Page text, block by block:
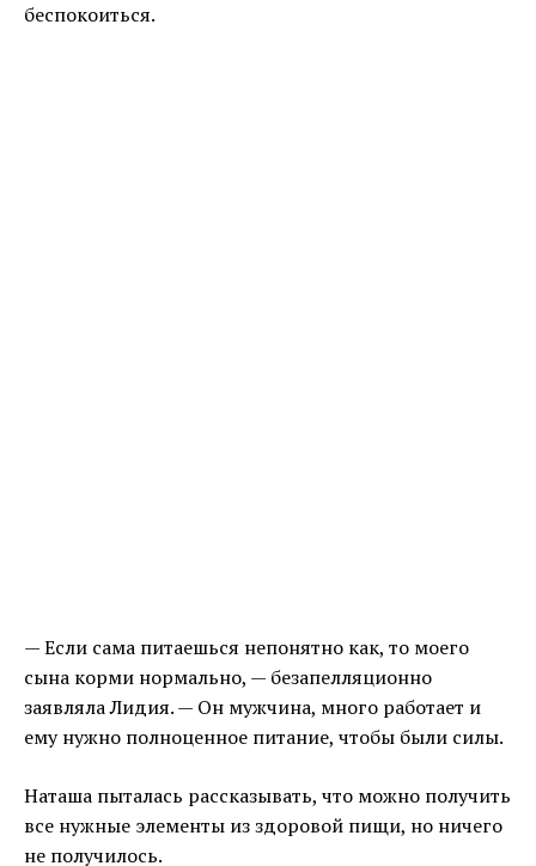
беспокоиться.
— Если сама питаешься непонятно как, то моего
сына корми нормально, — безапелляционно
заявляла Лидия. — Он мужчина, много работает и
ему нужно полноценное питание, чтобы были силы.
Наташа пыталась рассказывать, что можно получить
все нужные элементы из здоровой пищи, но ничего
не получилось.